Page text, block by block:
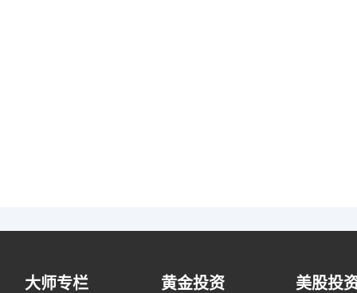
大师专栏 黄金投资 美股投